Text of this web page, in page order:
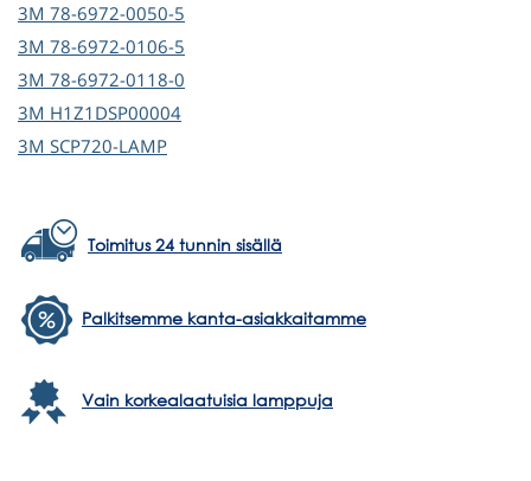
3M 78-6972-0050-5
3M 78-6972-0106-5
3M 78-6972-0118-0
3M H1Z1DSP00004
3M SCP720-LAMP
Toimitus 24 tunnin sisällä
Palkitsemme kanta-asiakkaitamme
Vain korkealaatuisia lamppuja